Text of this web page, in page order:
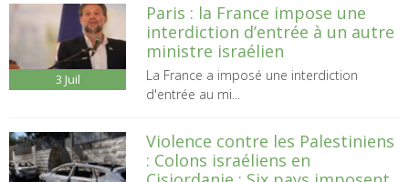
3 Juil
Paris : la France impose une
interdiction d’entrée à un autre
ministre israélien
La France a imposé une interdiction
d'entrée au mi...
Violence contre les Palestiniens
: Colons israéliens en